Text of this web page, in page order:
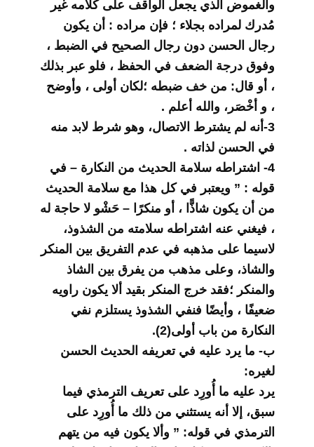
والغموض الذي يجعل الواقف على كلامه غير
مُدرك لمراده بجلاء ؛ فإن مراده : أن يكون
رجال الحسن دون رجال الصحيح في الضبط ،
وفوق درجة الضعف في الحفظ ، فلو عبر بذلك
، أو قال: من خف ضبطه ؛لكان أولى ، وأوضح
، و أخْصَر، والله أعلم .
3-أنه لم يشترط الاتصال، وهو شرط لابد منه
في الحسن لذاته .
4- اشتراطه سلامة الحديث من النكارة – في
قوله : ” ويعتبر في كل هذا مع سلامة الحديث
من أن يكون شاذًّا ، أو منكرًا – حَشْو لا حاجة له
، فيغني عنه اشتراطه سلامته من الشذوذ،
لاسيما على مذهبه في عدم التفريق بين المنكر
والشاذ، وعلى مذهب من يفرق بين الشاذ
والمنكر ؛فقد خرج المنكر بقيد ألا يكون راويه
ضعيفًا ، وأيضًا فنفي الشذوذ يستلزم نفي
النكارة من باب أولى(2).
ب- ما يرد عليه في تعريفه الحديث الحسن
لغيره:
يرد عليه ما أُورِد على تعريف الترمذي فيما
سبق، إلا أنه يستثني من ذلك ما أُورِد على
الترمذي في قوله: ” وألا يكون فيه من يتهم